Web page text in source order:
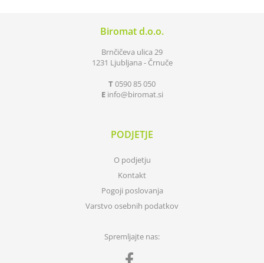
Biromat d.o.o.
Brnčičeva ulica 29
1231 Ljubljana - Črnuče
T0590 85 050
E info biromat.si
PODJETJE
O podjetju
Kontakt
Pogoji poslovanja
Varstvo osebnih podatkov
Spremljajte nas: